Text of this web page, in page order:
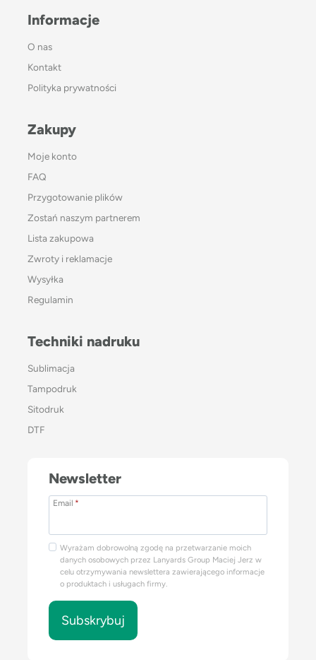
Informacje
O nas
Kontakt
Polityka prywatności
Zakupy
Moje konto
FAQ
Przygotowanie plików
Zostań naszym partnerem
Lista zakupowa
Zwroty i reklamacje
Wysyłka
Regulamin
Techniki nadruku
Sublimacja
Tampodruk
Sitodruk
DTF
Newsletter
Email *
Wyrażam dobrowolną zgodę na przetwarzanie moich
danych osobowych przez Lanyards Group Maciej Jerz w
celu otrzymywania newslettera zawierającego informacje
o produktach i usługach firmy.
Subskrybuj